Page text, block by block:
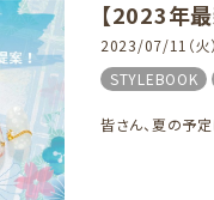
【2023年
2023/07/11（火）
STYLEBOOK
皆さん、夏の予